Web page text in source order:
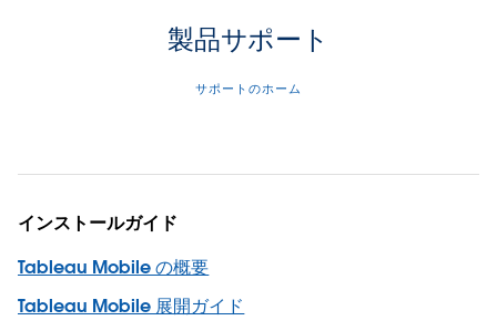
製品サポート
サポートのホーム
インストールガイド
Tableau Mobile の概要
Tableau Mobile 展開ガイド